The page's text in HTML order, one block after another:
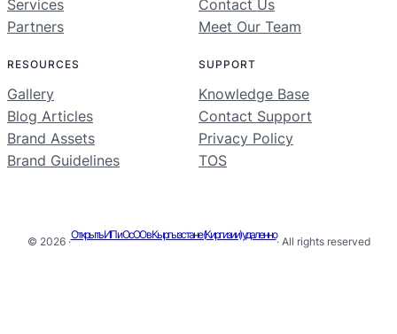
Services
Partners
Contact Us
Meet Our Team
RESOURCES
Gallery
Blog Articles
Brand Assets
Brand Guidelines
SUPPORT
Knowledge Base
Contact Support
Privacy Policy
TOS
© 2026 ·
Открыть ИП и ОсОО в Кыргызстане (Киргизии) удаленно
· All rights reserved